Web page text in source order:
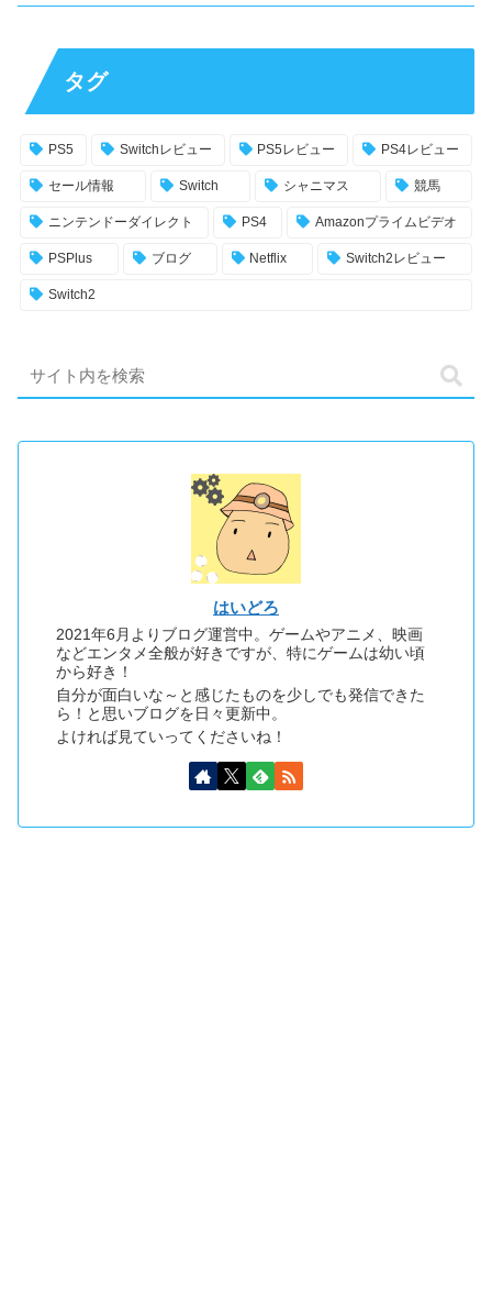
せておすすめの満足度の高いDLC！
タグ
PS5 Switchレビュー PS5レビュー PS4レビュー
セール情報 Switch シャニマス 競馬
ニンテンドーダイレクト PS4 Amazonプライムビデオ
PSPlus ブログ Netflix Switch2レビュー
Switch2
はいどろ
2021年6月よりブログ運営中。ゲームやアニメ、映画
などエンタメ全般が好きですが、特にゲームは幼い頃
から好き！
自分が面白いな～と感じたものを少しでも発信できた
ら！と思いブログを日々更新中。
よければ見ていってくださいね！